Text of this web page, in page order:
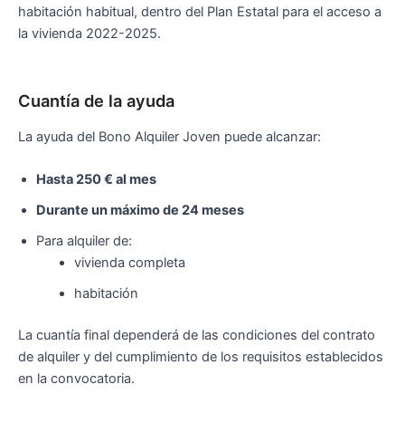
habitación habitual, dentro del Plan Estatal para el acceso a
la vivienda 2022-2025.
Cuantía de la ayuda
La ayuda del Bono Alquiler Joven puede alcanzar:
Hasta 250 € al mes
Durante un máximo de 24 meses
Para alquiler de:
vivienda completa
habitación
La cuantía final dependerá de las condiciones del contrato
de alquiler y del cumplimiento de los requisitos establecidos
en la convocatoria.